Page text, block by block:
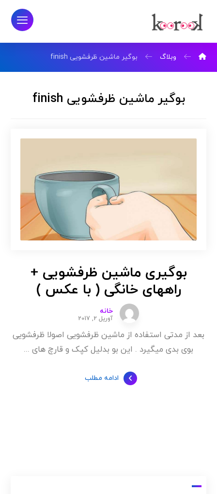
وبلاگ بوگیر ماشین ظرفشویی finish
بوگیر ماشین ظرفشویی finish
بوگیری ماشین ظرفشویی +
راههای خانگی ( با عکس )
خانه
آوریل 2, 2017
بعد از مدتی استفاده از ماشین ظرفشویی اصولا ظرفشویی
بوی بدی میگیرد . این بو بدلیل کپک و قارچ های ...
ادامه مطلب